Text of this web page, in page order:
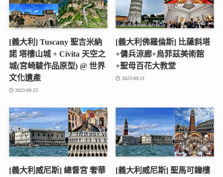
[義大利] Tuscany 聖吉米納
諾 塔樓山城 + Civita 天空之
城(宮崎駿作品原型) @ 世界
文化遺產
2023-09-23
[義大利佛羅倫斯] 比薩斜塔
+傭兵涼廊+烏菲茲美術館
+聖母百花大教堂
2023-09-21
[義大利威尼斯] 總督宮 奢華
[義大利威尼斯] 聖馬可鐘樓